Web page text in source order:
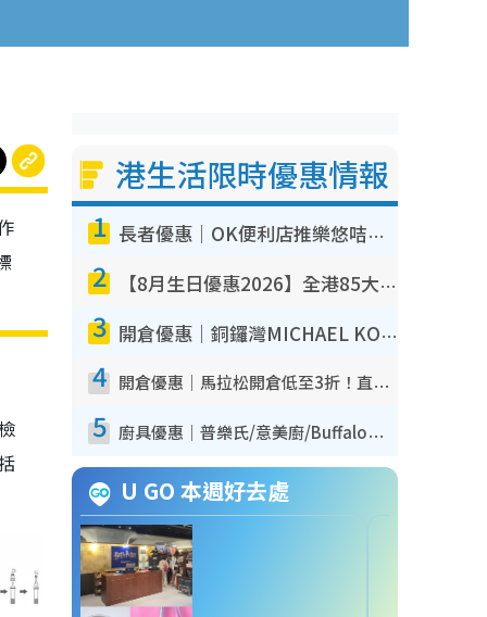
港生活限時優惠情報
1 長者優惠｜OK便利店推樂悠咭優惠！買麵包/牛奶/保健品拍卡即減
2 【8月生日優惠2026】全港85大食買玩著數攻略 自助餐/火鍋放題同行免費＋誠品/DONKI送現金券
3 開倉優惠｜銅鑼灣MICHAEL KORS開倉低至17折！直擊$500起買手袋/銀包/鞋款 必買經典Jet Set系列
4 開倉優惠｜馬拉松開倉低至3折！直擊$99起買adidas／New Balance／Puma鞋款 STANLEY保溫杯劈價至$119起
5 廚具優惠｜普樂氏/意美廚/Buffalo廚具低至3折！$89起買煎鍋／炒鑊／個人鍋 同場小家電激減至$99起
U GO 本週好去處